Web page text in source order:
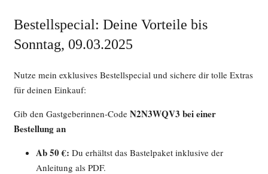
Bestellspecial: Deine Vorteile bis
Sonntag, 09.03.2025
Nutze mein exklusives Bestellspecial und sichere dir tolle Extras
für deinen Einkauf:
Gib den Gastgeberinnen-Code N2N3WQV3 bei einer
Bestellung an
Ab 50 €: Du erhältst das Bastelpaket inklusive der
Anleitung als PDF.